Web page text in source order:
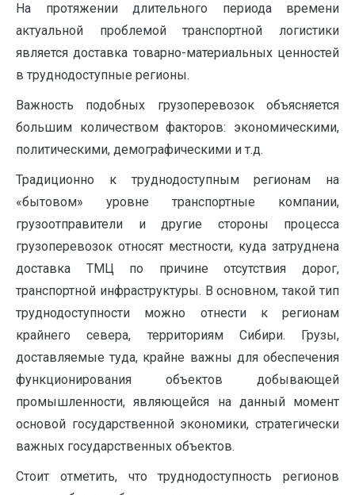
На протяжении длительного периода времени
актуальной проблемой транспортной логистики
является доставка товарно-материальных ценностей
в труднодоступные регионы.
Важность подобных грузоперевозок объясняется
большим количеством факторов: экономическими,
политическими, демографическими и т.д.
Традиционно к труднодоступным регионам на
«бытовом» уровне транспортные компании,
грузоотправители и другие стороны процесса
грузоперевозок относят местности, куда затруднена
доставка ТМЦ по причине отсутствия дорог,
транспортной инфраструктуры. В основном, такой тип
труднодоступности можно отнести к регионам
крайнего севера, территориям Сибири. Грузы,
доставляемые туда, крайне важны для обеспечения
функционирования объектов добывающей
промышленности, являющейся на данный момент
основой государственной экономики, стратегически
важных государственных объектов.
Стоит отметить, что труднодоступность регионов